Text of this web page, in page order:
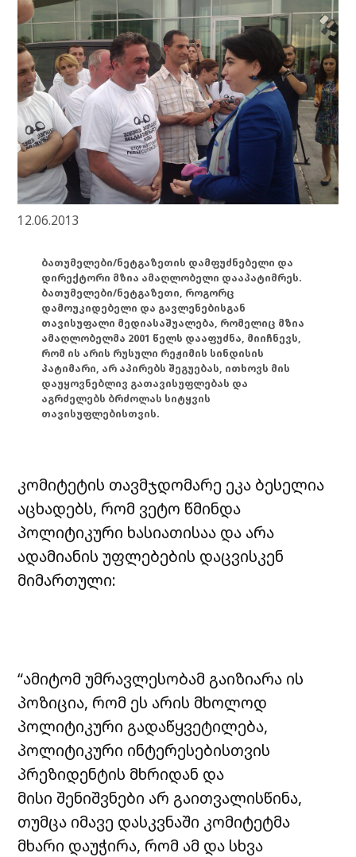
12.06.2013
ბათუმელები/ნეტგაზეთის დამფუძნებელი და
დირექტორი მზია ამაღლობელი დააპატიმრეს.
ბათუმელები/ნეტგაზეთი, როგორც
დამოუკიდებელი და გავლენებისგან
თავისუფალი მედიასაშუალება, რომელიც მზია
ამაღლობელმა 2001 წელს დააფუძნა, მიიჩნევს,
რომ ის არის რუსული რეჟიმის სინდისის
პატიმარი, არ აპირებს შეგუებას, ითხოვს მის
დაუყოვნებლივ გათავისუფლებას და
აგრძელებს ბრძოლას სიტყვის
თავისუფლებისთვის.
კომიტეტის თავმჯდომარე ეკა ბესელია
აცხადებს, რომ ვეტო წმინდა
პოლიტიკური ხასიათისაა და არა
ადამიანის უფლებების დაცვისკენ
მიმართული:
“ამიტომ უმრავლესობამ გაიზიარა ის
პოზიცია, რომ ეს არის მხოლოდ
პოლიტიკური გადაწყვეტილება,
პოლიტიკური ინტერესებისთვის
პრეზიდენტის მხრიდან და
მისი შენიშვნები არ გაითვალისწინა,
თუმცა იმავე დასკვნაში კომიტეტმა
მხარი დაუჭირა, რომ ამ და სხვა